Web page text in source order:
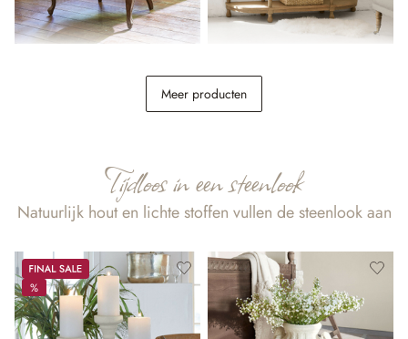
€ 398,00
Meer producten
Tijdloos in een steenlook
Natuurlijk hout en lichte stoffen vullen de steenlook aan
Sale
%
%